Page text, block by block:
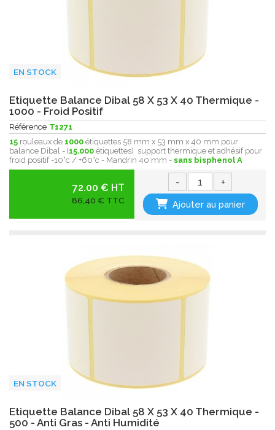
EN STOCK
Etiquette Balance Dibal 58 X 53 X 40 Thermique -
1000 - Froid Positif
Référence T1271
15 rouleaux de 1000 étiquettes 58 mm x 53 mm x 40 mm pour
balance Dibal - (15.000 étiquettes) support thermique et adhésif pour
froid positif -10°c / +60°c - Mandrin 40 mm - sans bisphenol A
72.00 € HT
86,40 € TTC
- +
Ajouter au panier
EN STOCK
Etiquette Balance Dibal 58 X 53 X 40 Thermique -
500 - Anti Gras - Anti Humidité